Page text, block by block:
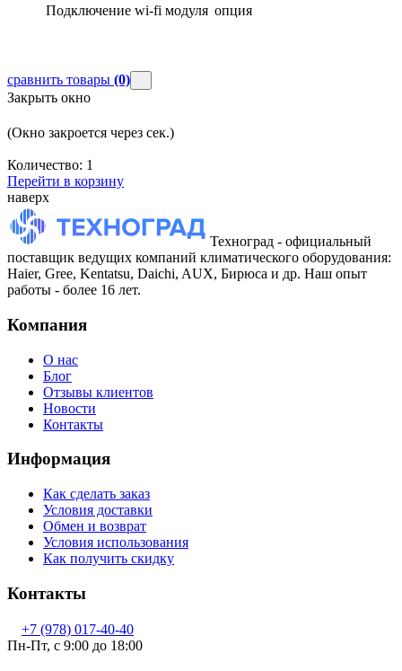
Подключение wi-fi модуля опция
сравнить товары (0)
Закрыть окно
(Окно закроется через сек.)
Количество: 1
Перейти в корзину
наверх
Техноград - официальный
поставщик ведущих компаний климатического оборудования:
Haier, Gree, Kentatsu, Daichi, AUX, Бирюса и др. Наш опыт
работы - более 16 лет.
Компания
О нас
Блог
Отзывы клиентов
Новости
Контакты
Информация
Как сделать заказ
Условия доставки
Обмен и возврат
Условия использования
Как получить скидку
Контакты
+7 (978) 017-40-40
Пн-Пт, c 9:00 до 18:00